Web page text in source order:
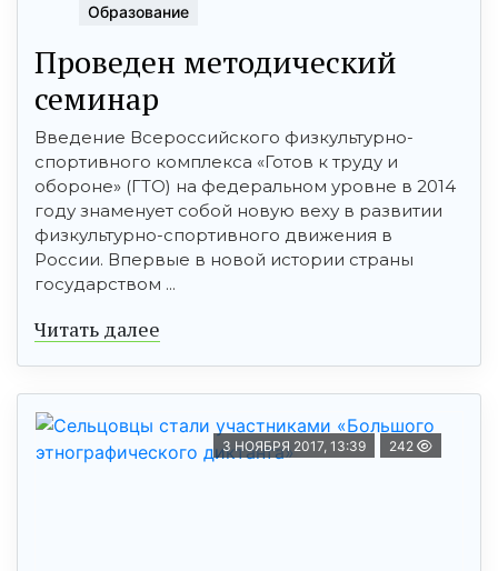
Образование
Проведен методический
семинар
Введение Всероссийского физкультурно-
спортивного комплекса «Готов к труду и
обороне» (ГТО) на федеральном уровне в 2014
году знаменует собой новую веху в развитии
физкультурно-спортивного движения в
России. Впервые в новой истории страны
государством ...
Читать далее
3 НОЯБРЯ 2017, 13:39 242